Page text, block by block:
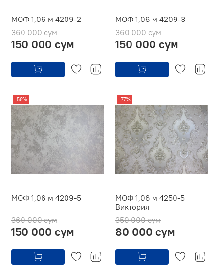
МОФ 1,06 м 4209-2
360 000 сум
150 000 сум
МОФ 1,06 м 4209-3
360 000 сум
150 000 сум
-58%
МОФ 1,06 м 4209-5
360 000 сум
150 000 сум
-77%
МОФ 1,06 м 4250-5
Виктория
350 000 сум
80 000 сум